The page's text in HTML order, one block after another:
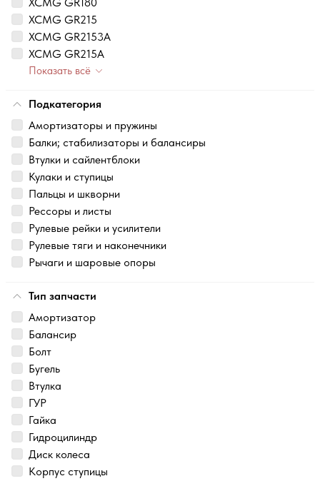
XCMG GR215
XCMG GR2153A
XCMG GR215A
Показать всё
Подкатегория
Амортизаторы и пружины
Балки; стабилизаторы и балансиры
Втулки и сайлентблоки
Кулаки и ступицы
Пальцы и шкворни
Рессоры и листы
Рулевые рейки и усилители
Рулевые тяги и наконечники
Рычаги и шаровые опоры
Тип запчасти
Амортизатор
Балансир
Болт
Бугель
Втулка
ГУР
Гайка
Гидроцилиндр
Диск колеса
Корпус ступицы